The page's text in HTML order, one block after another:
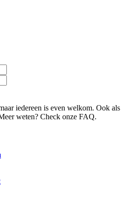
iedereen is even welkom. Ook als
weten? Check onze FAQ.